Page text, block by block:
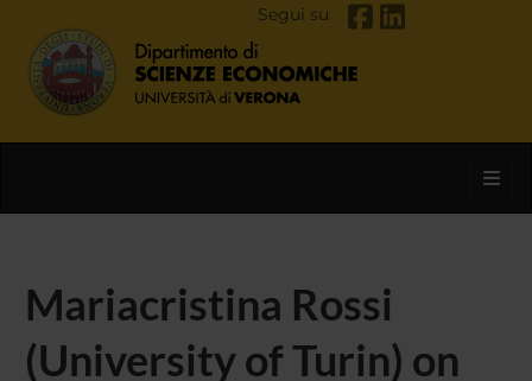
Segui su
Mariacristina Rossi
(University of Turin) on